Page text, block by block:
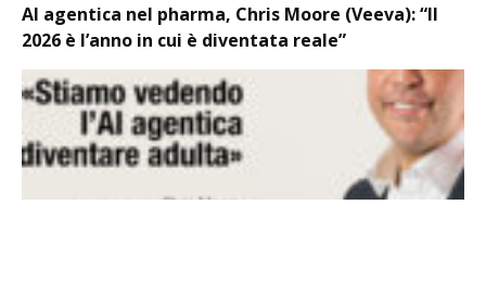
AI agentica nel pharma, Chris Moore (Veeva): “Il
2026 è l’anno in cui è diventata reale”